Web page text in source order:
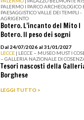
PALERMO I PARCO ARCHEOLOGICO
PAESAGGISTICO VALLE DEI TEMPLI -
AGRIGENTO
Botero. L’incanto del Mito I
Botero. Il peso dei sogni
Dal 24/07/2026 al 31/01/2027
LECCE | LECCE – MUSEO MUST I
– GALLERIA NAZIONALE DI
Tesori nascosti della
Borghese
LEGGI TUTTO >